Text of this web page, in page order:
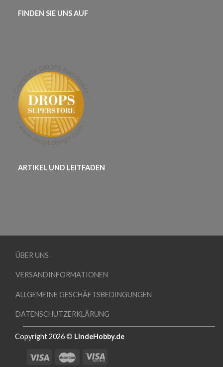
FINDEN SIE UNS AUF
ARTIKEL UND LEITFADEN
ÜBER UNS
VERSANDINFORMATIONEN
ALLGEMEINE GESCHÄFTSBEDINGUNGEN
DATENSCHUTZERKLÄRUNG
Copyright 2026 © LindeHobby.de